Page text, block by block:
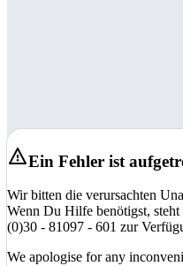
Ein Fehler ist
Wir bitten die verursachten
Wenn Du Hilfe benötigst,
(0)30 - 81097 - 601 zur
We apologise for any